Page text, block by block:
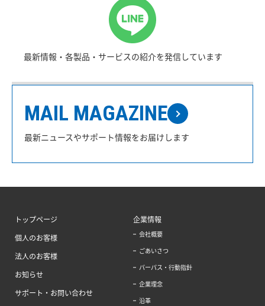
最新情報・各製品・サービスの紹介を発信しています
MAIL MAGAZINE
最新ニュースやサポート情報をお届けします
トップページ
個人のお客様
法人のお客様
お知らせ
サポート・お問い合わせ
企業情報
会社概要
ごあいさつ
パーパス・行動指針
企業理念
沿革